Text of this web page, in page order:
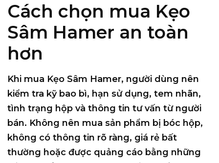
Cách chọn mua Kẹo
Sâm Hamer an toàn
hơn
Khi mua Kẹo Sâm Hamer, người dùng nên
kiểm tra kỹ bao bì, hạn sử dụng, tem nhãn,
tình trạng hộp và thông tin tư vấn từ người
bán. Không nên mua sản phẩm bị bóc hộp,
không có thông tin rõ ràng, giá rẻ bất
thường hoặc được quảng cáo bằng những